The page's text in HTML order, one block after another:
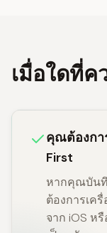
เมื่อใดที่ค
คุณต้องกา
First
หากคุณบันทึ
ต้องการเค
จาก iOS ห